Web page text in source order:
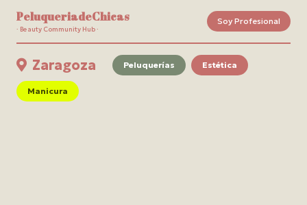
PeluqueriadeChicas
· Beauty Community Hub ·
Soy Profesional
Zaragoza Peluquerías Estética
Manicura